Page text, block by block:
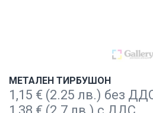
МЕТАЛЕН ТИРБУШОН
1,15 € (2.25 лв.) без